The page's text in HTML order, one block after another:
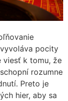
pocity
viesť k tomu, že
rozumne
Preto je
hier, aby sa